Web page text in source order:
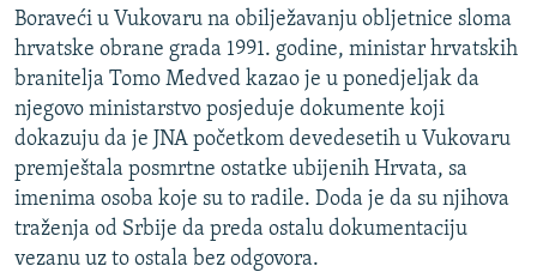
Boraveći u Vukovaru na obilježavanju obljetnice sloma
hrvatske obrane grada 1991. godine, ministar hrvatskih
branitelja Tomo Medved kazao je u ponedjeljak da
njegovo ministarstvo posjeduje dokumente koji
dokazuju da je JNA početkom devedesetih u Vukovaru
premještala posmrtne ostatke ubijenih Hrvata, sa
imenima osoba koje su to radile. Doda je da su njihova
traženja od Srbije da preda ostalu dokumentaciju
vezanu uz to ostala bez odgovora.